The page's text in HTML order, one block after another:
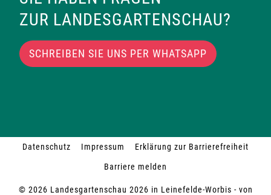
ZUR LANDESGARTENSCHAU?
SCHREIBEN SIE UNS PER WHATSAPP
© 2026 Landesgartenschau 2026 in Leinefelde-Worbis - von
Datenschutz Impressum
Erklärung zur Barrierefreiheit
Barriere melden